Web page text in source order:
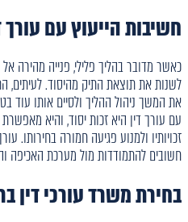
חשיבות הייעוץ עם עורך
כאשר מדובר בהליך פלילי, פנייה מהירה אל
לשנות את תוצאת התיק מהיסוד. לעיתים,
את המשך ניהול ההליך ולסיים אותו עוד
עם עורך דין היא זכות יסוד, והיא
זכויותיו ולמנוע פגיעה חמורה בחירותו.
חשובים להתמודדות מול מערכת האכיפה
בחירת משרד עורכי דין